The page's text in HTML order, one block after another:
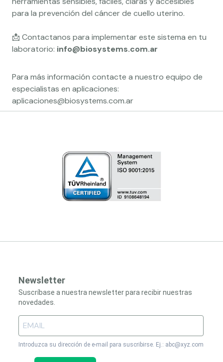
para la prevención del cáncer de cuello uterino.
📩 Contactanos para implementar este sistema en tu
laboratorio: info@biosystems.com.ar
Para más información contacte a nuestro equipo de
especialistas en aplicaciones:
aplicaciones@biosystems.com.ar
Newsletter
Suscríbase a nuestra newsletter para recibir nuestras
novedades.
Introduzca su dirección de e-mail para suscribirse. Ej.: abc@xyz.com